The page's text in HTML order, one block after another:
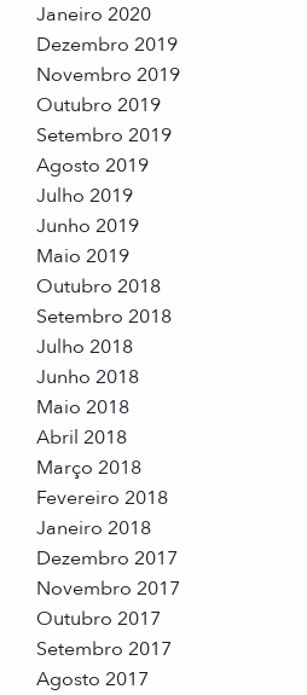
Janeiro 2020
Dezembro 2019
Novembro 2019
Outubro 2019
Setembro 2019
Agosto 2019
Julho 2019
Junho 2019
Maio 2019
Outubro 2018
Setembro 2018
Julho 2018
Junho 2018
Maio 2018
Abril 2018
Março 2018
Fevereiro 2018
Janeiro 2018
Dezembro 2017
Novembro 2017
Outubro 2017
Setembro 2017
Agosto 2017